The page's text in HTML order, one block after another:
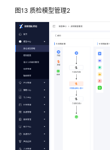
任
担
云
服
务
等
级
协
议
（SLA）
图13 质检模型管理2